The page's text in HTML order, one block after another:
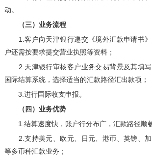
动。
（三）业务流程
1.客户向天津银行递交《境外汇款申请书》
户还需按要求提交营业执照等资料；
2.天津银行审核客户业务交易背景及其填写
国际结算系统，选择适当的汇款路径汇出款项；
3.进行国际收支申报。
（四）业务优势
1.结算速度快，账户行分布广，汇款路径顺
2.支持美元、欧元、日元、港币、英镑、加
等多币种汇款业务；